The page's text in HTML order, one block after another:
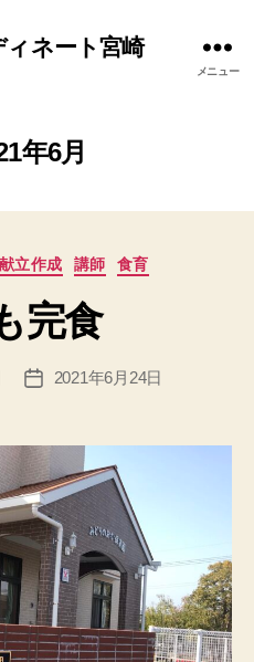
ィネート宮崎
メニュー
年6月
カ
ゴ
リ
献立作成 講師 食育
完食
投
2021年6月24日